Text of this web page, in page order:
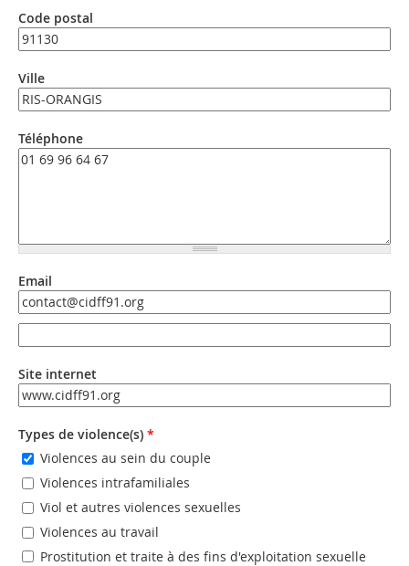
Code postal
Ville
Téléphone
Email
Email
Site internet
URL
Types de violence(s) *
Violences au sein du couple
Violences intrafamiliales
Viol et autres violences sexuelles
Violences au travail
Prostitution et traite à des fins d'exploitation sexuelle